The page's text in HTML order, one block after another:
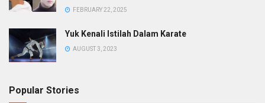
FEBRUARY 22, 2025
Yuk Kenali Istilah Dalam Karate
AUGUST 3, 2023
Popular Stories